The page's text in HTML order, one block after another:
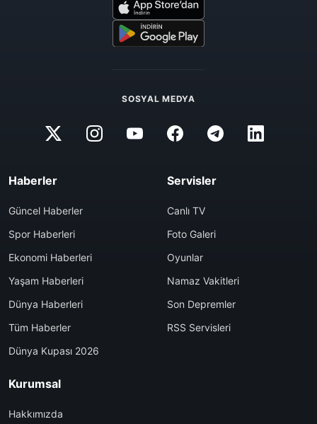
SOSYAL MEDYA
Haberler
Güncel Haberler
Spor Haberleri
Ekonomi Haberleri
Yaşam Haberleri
Dünya Haberleri
Tüm Haberler
Dünya Kupası 2026
Servisler
Canlı TV
Foto Galeri
Oyunlar
Namaz Vakitleri
Son Depremler
RSS Servisleri
Kurumsal
Hakkımızda